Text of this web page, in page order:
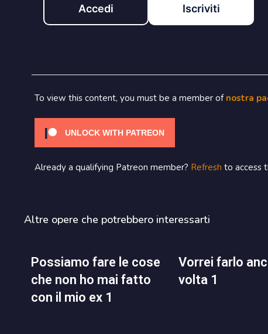
Accedi Iscriviti
To view this content, you must be a member of nostra
UNLOCK WITH PATREON
Already a qualifying Patreon member? Refresh to access
Altre opere che potrebbero interessarti
possiamo fare le cose
che non ho mai fatto
con il mio ex 1
vorrei farlo ancora una
volta 1